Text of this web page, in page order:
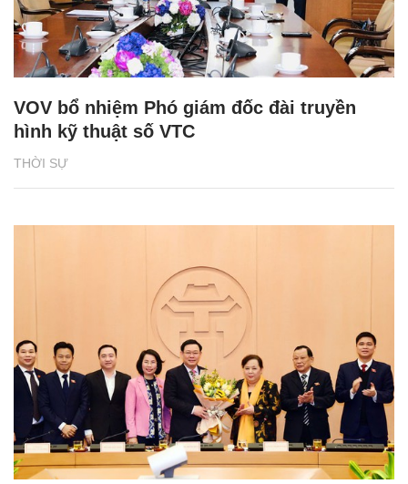
THỜI SỰ
VOV bổ nhiệm Phó giám đốc đài truyền
hình kỹ thuật số VTC